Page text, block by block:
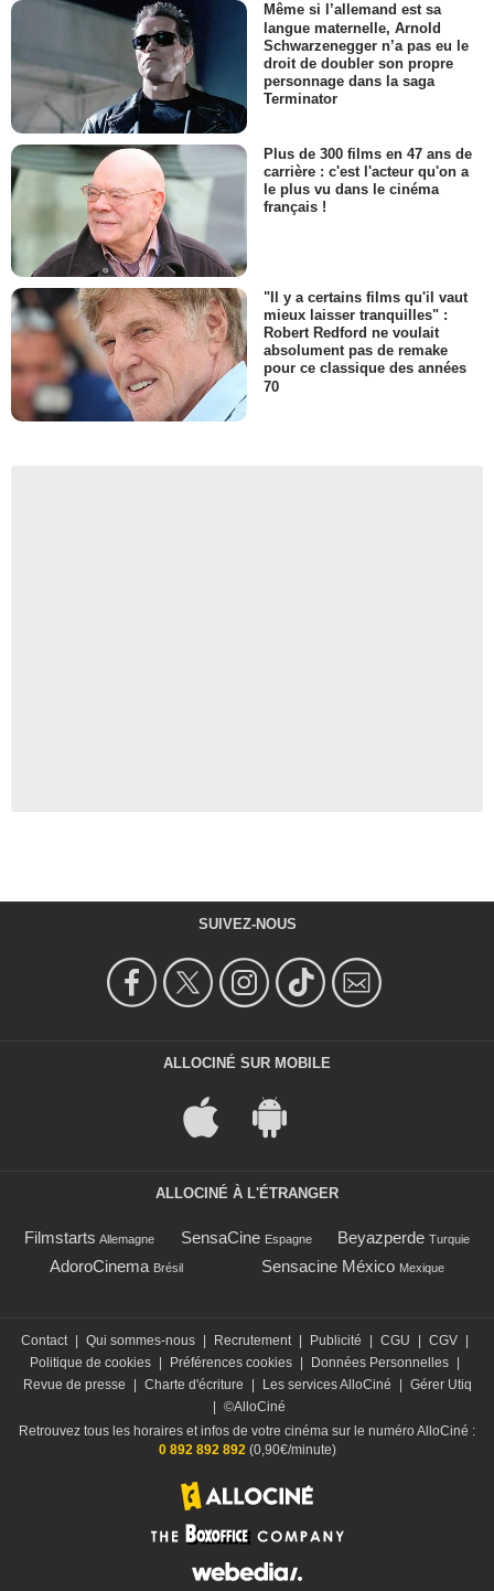
Même si l’allemand est sa
langue maternelle, Arnold
Schwarzenegger n’a pas eu le
droit de doubler son propre
personnage dans la saga
Terminator
Plus de 300 films en 47 ans de
carrière : c'est l'acteur qu'on a
le plus vu dans le cinéma
français !
"Il y a certains films qu'il vaut
mieux laisser tranquilles" :
Robert Redford ne voulait
absolument pas de remake
pour ce classique des années
70
SUIVEZ-NOUS
ALLOCINÉ SUR MOBILE
ALLOCINÉ À L'ÉTRANGER
Filmstarts Allemagne SensaCine Espagne Beyazperde Turquie
AdoroCinema Brésil Sensacine México Mexique
Contact | Qui sommes-nous | Recrutement | Publicité | CGU | CGV |
Politique de cookies | Préférences cookies | Données Personnelles |
Revue de presse
| Charte d'écriture | Les services AlloCiné | Gérer Utiq
| ©AlloCiné
Retrouvez tous les horaires et infos de votre cinéma sur le numéro AlloCiné :
0 892 892 892 (0,90€/minute)